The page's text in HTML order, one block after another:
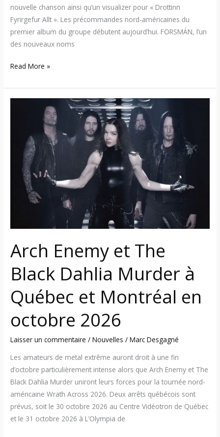
nouvelle chanson ainsi qu’un visualizer pour « Drottinn
Fyrirgefur Allt ». Les précommandes nord-américaines du
premier album du groupe débutent aujourd’hui. FORSMÁN, l’un
des nouveaux noms
Read More »
Arch Enemy et The
Black Dahlia Murder à
Québec et Montréal en
octobre 2026
Laisser un commentaire /Nouvelles /Marc Desgagné
Les amateurs de metal extrême auront droit à une fin
d’octobre particulièrement intense alors que Arch Enemy et The
Black Dahlia Murder uniront leurs forces pour la tournée nord-
américaine Wrath Across 2026. Deux arrêts québécois sont
prévus, soit le 30 octobre 2026 au Centre Vidéotron de Québec
et le 31 octobre 2026 à L’Olympia de
Black
Dahlia
Murder
Québec
Montréal
octobre